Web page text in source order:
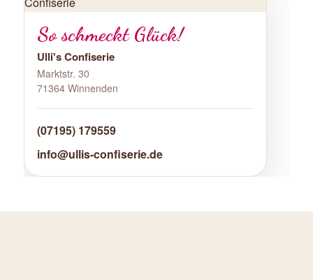
So schmeckt Glück!
Ulli's Confiserie
Marktstr. 30
71364 Winnenden
(07195) 179559
info@ullis-confiserie.de